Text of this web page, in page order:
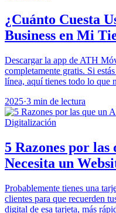
¿Cuánto Cuesta
Business en Mi
Descargar la app de ATH
completamente gratis. Si
línea, aquí tienes todo lo que
2025·3 min de lectura
Digitalización
5 Razones por las
Necesita un
Probablemente tienes una
clientes para que recuerden
digital de esa tarjeta, más